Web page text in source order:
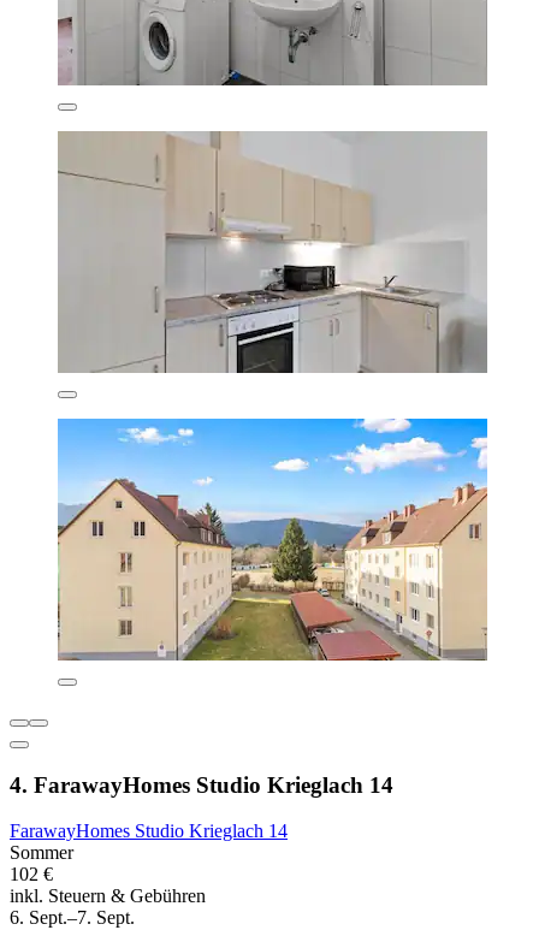
4. FarawayHomes Studio Krieglach 14
FarawayHomes Studio Krieglach 14
Sommer
102 €
inkl. Steuern & Gebühren
6. Sept.–7. Sept.